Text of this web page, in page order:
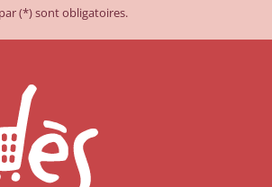
(*) sont obligatoires.